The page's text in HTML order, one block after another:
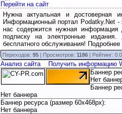
Перейти на сайт
Нужна актуальная и достоверная
Информационный портал Podatky.Net
нас содержится нужная
подписку на электронные
бесплатного обслуживания! Подробнее
Переходов: 95| Просмотров: 1186| Рейтинг: 0.0
Анализ сайта
Получить информацию
Баннер
Нет
Баннер
Нет баннера
Баннер ресурса (размер 60x468px):
Нет баннера